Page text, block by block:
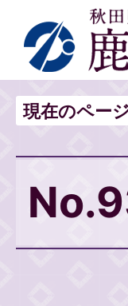
現在のペー